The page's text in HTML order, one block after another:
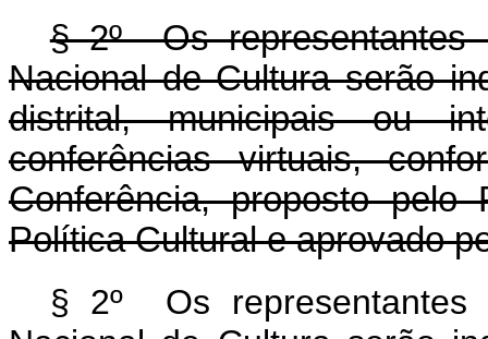
§ 2º Os representantes
Nacional de Cultura serão
distrital, municipais ou
conferências virtuais,
Conferência, proposto pelo
Política Cultural e aprovado
§ 2º Os representantes